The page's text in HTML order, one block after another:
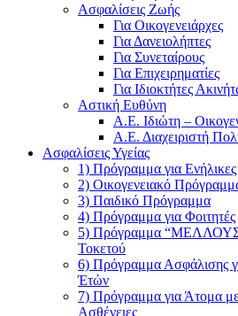
Ασφαλίσεις Ζωής
Για Οικογενειάρχες
Για Δανειολήπτες
Για Συνεταίρους
Για Επιχειρηματίες
Για Ιδιοκτήτες
Αστική Ευθύνη
Α.Ε. Ιδιώτη –
Α.Ε. Διαχειριστή
Ασφαλίσεις Υγείας
1) Πρόγραμμα για Ενήλικες
2) Οικογενειακό
3) Παιδικό Πρόγραμμα
4) Πρόγραμμα για Φοιτητές
5) Πρόγραμμα
Τοκετού
6) Πρόγραμμα Ασφάλισης
Έτών
7) Πρόγραμμα για Άτομα
Ασθένειες